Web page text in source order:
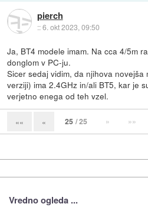
pierch
::6. okt 2023, 09:50
Ja, BT4 modele imam. Na cca 4/5m
donglom v PC-ju.
Sicer sedaj vidim, da njihova novejša
verziji) ima 2.4GHz in/ali BT5, kar je
verjetno enega od teh vzel.
«« « 25 / 25 » »»
Vredno ogleda ...